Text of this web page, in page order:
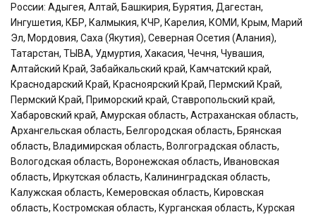
России: Адыгея, Алтай, Башкирия, Бурятия, Дагестан,
Ингушетия, КБР, Калмыкия, КЧР, Карелия, КОМИ, Крым, Марий
Эл, Мордовия, Саха (Якутия), Северная Осетия (Алания),
Татарстан, ТЫВА, Удмуртия, Хакасия, Чечня, Чувашия,
Алтайский Край, Забайкальский край, Камчатский край,
Краснодарский Край, Красноярский Край, Пермский Край,
Пермский Край, Приморский край, Ставропольский край,
Хабаровский край, Амурская область, Астраханская область,
Архангельская область, Белгородская область, Брянская
область, Владимирская область, Волгоградская область,
Вологодская область, Воронежская область, Ивановская
область, Иркутская область, Калининградская область,
Калужская область, Кемеровская область, Кировская
область, Костромская область, Курганская область, Курская